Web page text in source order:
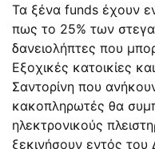
Τα ξένα funds έχουν
πως το 25% των
δανειολήπτες που
Εξοχικές κατοικίες
Σαντορίνη που
κακοπληρωτές θα
ηλεκτρονικούς
ξεκινήσουν εντός του